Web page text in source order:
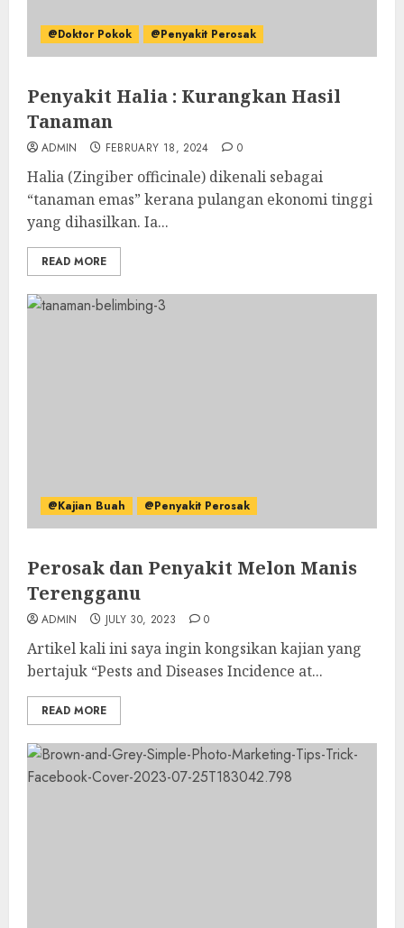
@Doktor Pokok @Penyakit Perosak
Penyakit Halia : Kurangkan Hasil
Tanaman
ADMIN FEBRUARY 18, 2024 0
Halia (Zingiber officinale) dikenali sebagai
“tanaman emas” kerana pulangan ekonomi tinggi
yang dihasilkan. Ia...
READ MORE
@Kajian Buah @Penyakit Perosak
Perosak dan Penyakit Melon Manis
Terengganu
ADMIN JULY 30, 2023 0
Artikel kali ini saya ingin kongsikan kajian yang
bertajuk “Pests and Diseases Incidence at...
READ MORE